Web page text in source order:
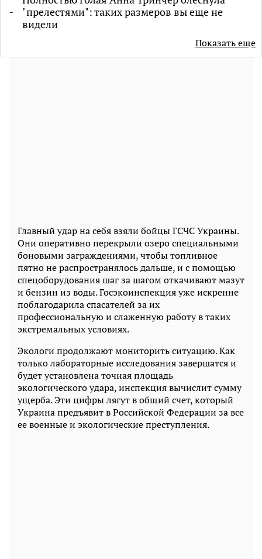
"прелестями": таких размеров вы еще не
видели
Показать еще
Главный удар на себя взяли бойцы ГСЧС Украины.
Они оперативно перекрыли озеро специальными
боновыми заграждениями, чтобы топливное
пятно не распространялось дальше, и с помощью
спецоборудования шаг за шагом откачивают мазут
и бензин из воды. Госэкоинспекция уже искренне
поблагодарила спасателей за их
профессиональную и слаженную работу в таких
экстремальных условиях.
Экологи продолжают мониторить ситуацию. Как
только лабораторные исследования завершатся и
будет установлена ​​точная площадь
экологического удара, инспекция вычислит сумму
ущерба. Эти цифры лягут в общий счет, который
Украина предъявит в Российской Федерации за все
ее военные и экологические преступления.